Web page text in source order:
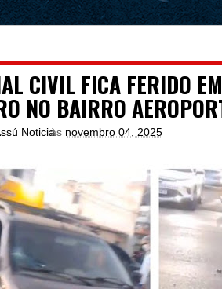
CIVIL FICA FERIDO
NO BAIRRO
Noticia
às novembro 04, 2025